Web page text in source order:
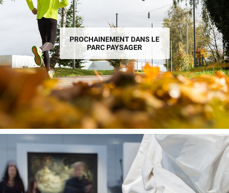
PROCHAINEMENT DANS LE
PARC PAYSAGER